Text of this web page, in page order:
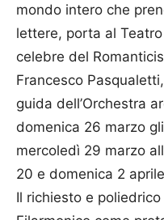
mondo intero che
lettere, porta al Teatro
celebre del
Francesco
guida dell’Orchestra
domenica 26 marzo
mercoledì 29 marzo
20 e domenica 2
Il richiesto e